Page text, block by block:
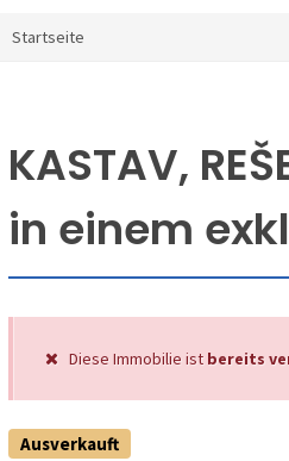
Startseite
KASTAV,
in einem
Diese Immobilie ist bereits
Ausverkauft